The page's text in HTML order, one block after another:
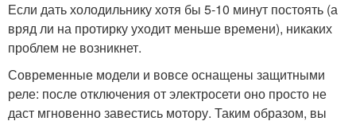
Если дать холодильнику хотя бы 5-10 минут постоять (а
вряд ли на протирку уходит меньше времени), никаких
проблем не возникнет.
Современные модели и вовсе оснащены защитными
реле: после отключения от электросети оно просто не
даст мгновенно завестись мотору. Таким образом, вы